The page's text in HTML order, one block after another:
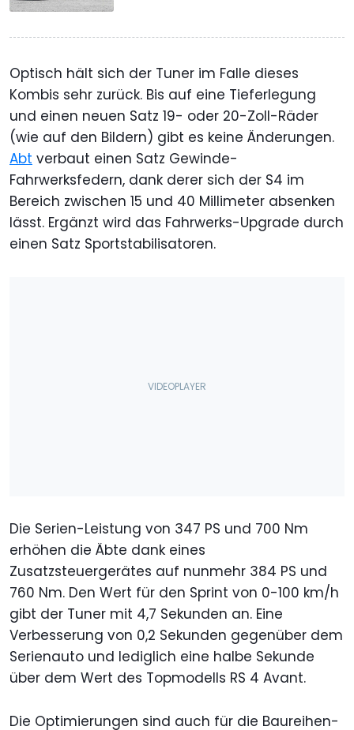
Optisch hält sich der Tuner im Falle dieses
Kombis sehr zurück. Bis auf eine Tieferlegung
und einen neuen Satz 19- oder 20-Zoll-Räder
(wie auf den Bildern) gibt es keine Änderungen.
Abt verbaut einen Satz Gewinde-
Fahrwerksfedern, dank derer sich der S4 im
Bereich zwischen 15 und 40 Millimeter absenken
lässt. Ergänzt wird das Fahrwerks-Upgrade durch
einen Satz Sportstabilisatoren.
Die Serien-Leistung von 347 PS und 700 Nm
erhöhen die Äbte dank eines
Zusatzsteuergerätes auf nunmehr 384 PS und
760 Nm. Den Wert für den Sprint von 0-100 km/h
gibt der Tuner mit 4,7 Sekunden an. Eine
Verbesserung von 0,2 Sekunden gegenüber dem
Serienauto und lediglich eine halbe Sekunde
über dem Wert des Topmodells RS 4 Avant.
Die Optimierungen sind auch für die Baureihen-